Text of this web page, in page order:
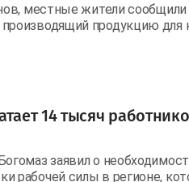
местные жители сообщили
продукцию для
14 тысяч
заявил о
рабочей силы в регионе,